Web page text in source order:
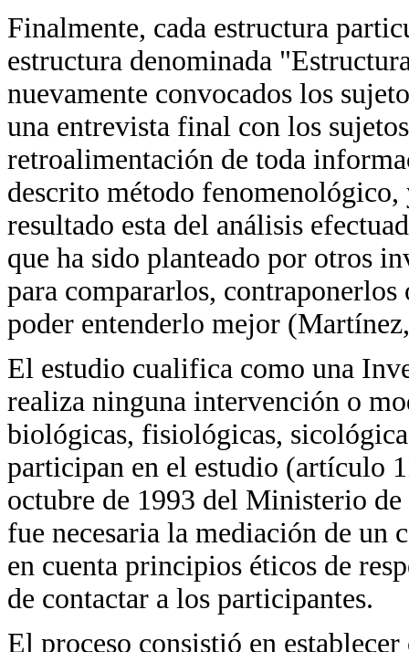
Finalmente, cada estructura
estructura denominada
nuevamente convocados los
una entrevista final con los
retroalimentación de toda
descrito método
resultado esta del análisis
que ha sido planteado por otros
para compararlos,
poder entenderlo mejor
El estudio cualifica como una
realiza ninguna intervención o
biológicas, fisiológicas,
participan en el estudio (artículo
octubre de 1993 del Ministerio
fue necesaria la mediación de un
en cuenta principios éticos de
de contactar a los participantes.
El proceso consistió en